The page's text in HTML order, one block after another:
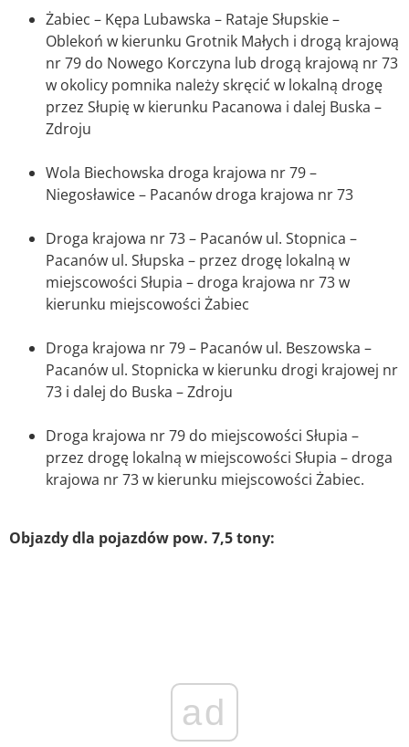
Żabiec – Kępa Lubawska – Rataje Słupskie –
Oblekoń w kierunku Grotnik Małych i drogą krajową
nr 79 do Nowego Korczyna lub drogą krajową nr 73
w okolicy pomnika należy skręcić w lokalną drogę
przez Słupię w kierunku Pacanowa i dalej Buska –
Zdroju
Wola Biechowska droga krajowa nr 79 –
Niegosławice – Pacanów droga krajowa nr 73
Droga krajowa nr 73 – Pacanów ul. Stopnica –
Pacanów ul. Słupska – przez drogę lokalną w
miejscowości Słupia – droga krajowa nr 73 w
kierunku miejscowości Żabiec
Droga krajowa nr 79 – Pacanów ul. Beszowska –
Pacanów ul. Stopnicka w kierunku drogi krajowej nr
73 i dalej do Buska – Zdroju
Droga krajowa nr 79 do miejscowości Słupia –
przez drogę lokalną w miejscowości Słupia – droga
krajowa nr 73 w kierunku miejscowości Żabiec.
Objazdy dla pojazdów pow. 7,5 tony:
ad